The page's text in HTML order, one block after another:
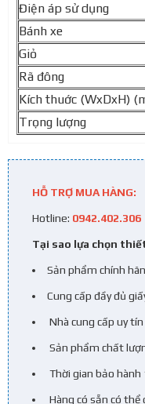
Điện áp sử dụng
Bánh xe
Giỏ
Rã đông
Kích thuớc (WxDxH)
Trọng lượng
HỖ TRỢ MUA HÀNG:
Hotline: 0942.402.306
Tại sao lựa chọn
Sản phẩm chính
Cung cấp đầy đủ
Nhà cung cấp uy tín
Sản phẩm chất
Thời gian bảo hành
Hàng có sẵn có thể